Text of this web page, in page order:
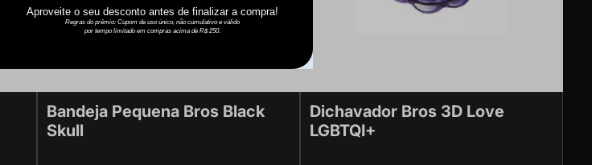
Bandeja Pequena Bros Black
Skull
Dichavador Bros 3D Love
LGBTQI+